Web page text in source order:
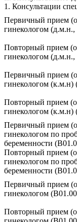
1. Консультации
Первичный прием
гинекологом
Повторный прием
гинекологом
Первичный прием
гинекологом (к.м.н)
Повторный прием
гинекологом (к.м.н)
Первичный прием
гинекологом по
беременности
Повторный прием
гинекологом по
беременности
Первичный прием
гинекологом
Повторный прием